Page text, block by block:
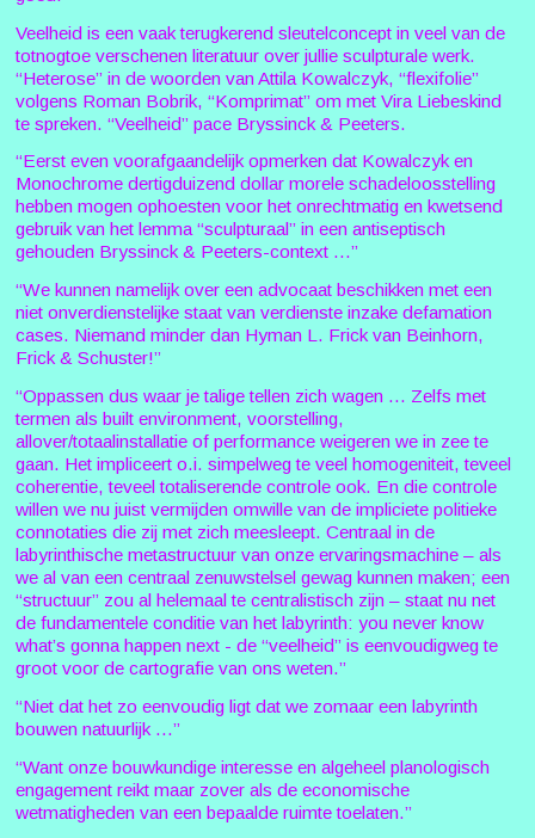
Veelheid is een vaak terugkerend sleutelconcept in veel van de
totnogtoe verschenen literatuur over jullie sculpturale werk.
“Heterose” in de woorden van Attila Kowalczyk, “flexifolie”
volgens Roman Bobrik, “Komprimat” om met Vira Liebeskind
te spreken. “Veelheid” pace Bryssinck & Peeters.
“Eerst even voorafgaandelijk opmerken dat Kowalczyk en
Monochrome dertigduizend dollar morele schadeloosstelling
hebben mogen ophoesten voor het onrechtmatig en kwetsend
gebruik van het lemma “sculpturaal” in een antiseptisch
gehouden Bryssinck & Peeters-context ...”
“We kunnen namelijk over een advocaat beschikken met een
niet onverdienstelijke staat van verdienste inzake defamation
cases. Niemand minder dan Hyman L. Frick van Beinhorn,
Frick & Schuster!”
“Oppassen dus waar je talige tellen zich wagen ... Zelfs met
termen als built environment, voorstelling,
allover/totaalinstallatie of performance weigeren we in zee te
gaan. Het impliceert o.i. simpelweg te veel homogeniteit, teveel
coherentie, teveel totaliserende controle ook. En die controle
willen we nu juist vermijden omwille van de impliciete politieke
connotaties die zij met zich meesleept. Centraal in de
labyrinthische metastructuur van onze ervaringsmachine – als
we al van een centraal zenuwstelsel gewag kunnen maken; een
“structuur” zou al helemaal te centralistisch zijn – staat nu net
de fundamentele conditie van het labyrinth: you never know
what’s gonna happen next - de “veelheid” is eenvoudigweg te
groot voor de cartografie van ons weten.”
“Niet dat het zo eenvoudig ligt dat we zomaar een labyrinth
bouwen natuurlijk ...”
“Want onze bouwkundige interesse en algeheel planologisch
engagement reikt maar zover als de economische
wetmatigheden van een bepaalde ruimte toelaten.”